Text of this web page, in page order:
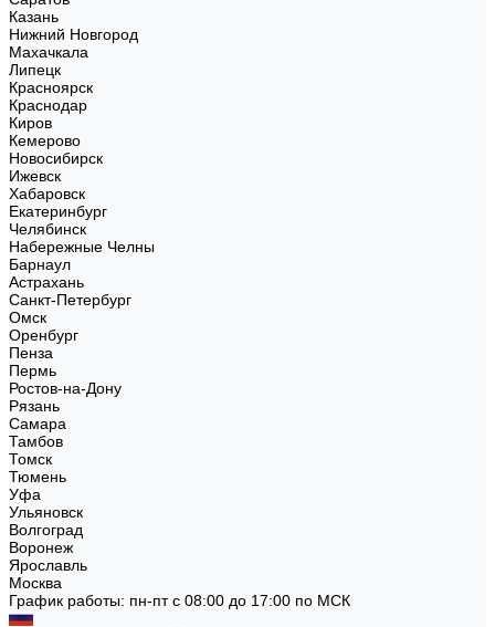
Казань
Нижний Новгород
Махачкала
Липецк
Красноярск
Краснодар
Киров
Кемерово
Новосибирск
Ижевск
Хабаровск
Екатеринбург
Челябинск
Набережные Челны
Барнаул
Астрахань
Санкт-Петербург
Омск
Оренбург
Пенза
Пермь
Ростов-на-Дону
Рязань
Самара
Тамбов
Томск
Тюмень
Уфа
Ульяновск
Волгоград
Воронеж
Ярославль
Москва
График работы: пн-пт с 08:00 до 17:00 по МСК